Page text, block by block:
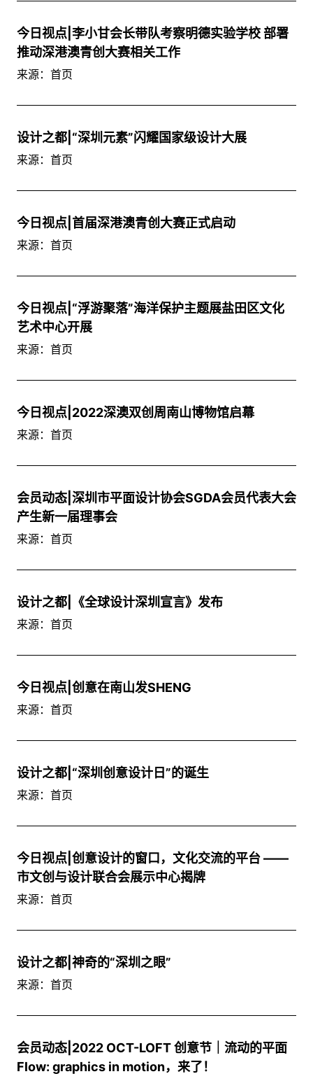
今日视点|李小甘会长带队考察明德实验学校 部署
推动深港澳青创大赛相关工作
来源：首页
设计之都|“深圳元素”闪耀国家级设计大展
来源：首页
今日视点|首届深港澳青创大赛正式启动
来源：首页
今日视点|“浮游聚落”海洋保护主题展盐田区文化
艺术中心开展
来源：首页
今日视点|2022深澳双创周南山博物馆启幕
来源：首页
会员动态|深圳市平面设计协会SGDA会员代表大会
产生新一届理事会
来源：首页
设计之都|《全球设计深圳宣言》发布
来源：首页
今日视点|创意在南山发SHENG
来源：首页
设计之都|“深圳创意设计日”的诞生
来源：首页
今日视点|创意设计的窗口，文化交流的平台 ——
市文创与设计联合会展示中心揭牌
来源：首页
设计之都|神奇的“深圳之眼”
来源：首页
会员动态|2022 OCT-LOFT 创意节｜流动的平面
Flow: graphics in motion，来了！